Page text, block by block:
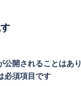
公開されることはあり
必須項目です